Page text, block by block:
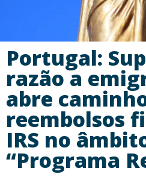
Portugal:
razão a
abre
reembolsos
IRS no
“Programa